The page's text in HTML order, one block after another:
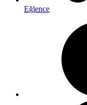
Eğlence